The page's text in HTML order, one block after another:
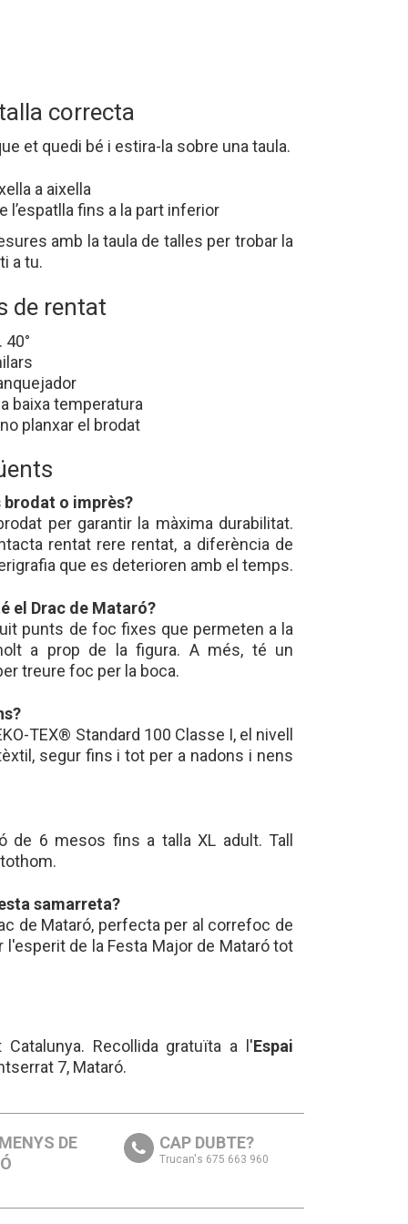
correcta
et quedi bé i estira-la sobre una taula.
a aixella
l’espatlla fins a la part inferior
amb la taula de talles per trobar la
a tu.
de rentat
40°
baixa temperatura
planxar el brodat
brodat o imprès?
per garantir la màxima durabilitat.
rentat rere rentat, a diferència de
que es deterioren amb el temps.
el Drac de Mataró?
punts de foc fixes que permeten a la
a prop de la figura. A més, té un
treure foc per la boca.
TEX® Standard 100 Classe I, el nivell
segur fins i tot per a nadons i nens
de 6 mesos fins a talla XL adult. Tall
samarreta?
de Mataró, perfecta per al correfoc de
l'esperit de la Festa Major de Mataró tot
Recollida gratuïta a l'Espai
7, Mataró.
DE
CAP DUBTE?
Trucan's 675 663 960